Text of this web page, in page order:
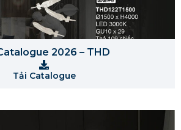
2026 – THD
Tải Catalogue